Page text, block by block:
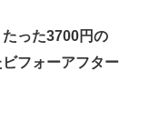
った3700円の
フォーアフター